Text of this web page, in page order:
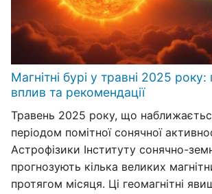
Магнітні бурі у травні 2025 року:
вплив та рекомендації
Травень 2025 року, що
періодом помітної сонячної
Астрофізики Інституту сонячно-
прогнозують кілька великих
протягом місяця. Ці геомагнітні